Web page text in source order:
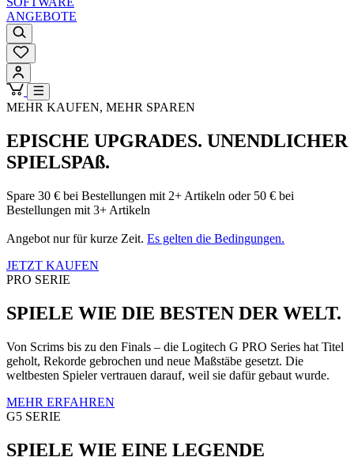
ANGEBOTE
MEHR KAUFEN, MEHR SPAREN
EPISCHE UPGRADES. UNENDLICHER
SPIELSPAß.
Spare 30 € bei Bestellungen mit 2+ Artikeln oder 50 € bei
Bestellungen mit 3+ Artikeln
Angebot nur für kurze Zeit. Es gelten die Bedingungen.
JETZT KAUFEN
PRO SERIE
SPIELE WIE DIE BESTEN DER WELT.
Von Scrims bis zu den Finals – die Logitech G PRO Series hat Titel
geholt, Rekorde gebrochen und neue Maßstäbe gesetzt. Die
weltbesten Spieler vertrauen darauf, weil sie dafür gebaut wurde.
MEHR ERFAHREN
G5 SERIE
SPIELE WIE EINE LEGENDE